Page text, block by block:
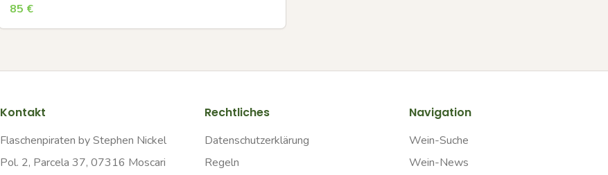
85 €
Kontakt
Flaschenpiraten by Stephen Nickel
Pol. 2, Parcela 37, 07316 Moscari
Rechtliches
Datenschutzerklärung
Regeln
Navigation
Wein-Suche
Wein-News